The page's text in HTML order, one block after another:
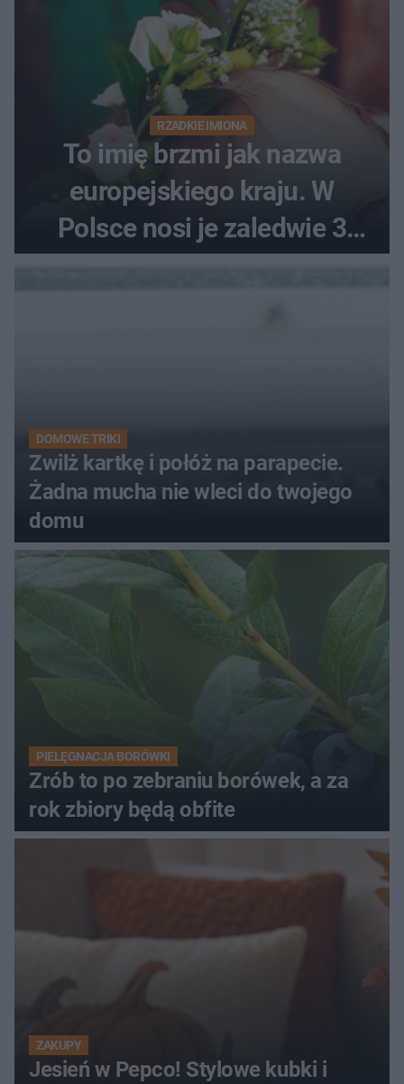
RZADKIE IMIONA
To imię brzmi jak nazwa
europejskiego kraju. W
Polsce nosi je zaledwie 3
DOMOWE TRIKI
Zwilż kartkę i połóż na parapecie.
Żadna mucha nie wleci do twojego
domu
PIELĘGNACJA BORÓWKI
Zrób to po zebraniu borówek, a za
rok zbiory będą obfite
ZAKUPY
Jesień w Pepco! Stylowe kubki i